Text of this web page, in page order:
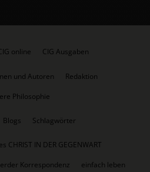
online CIG Ausgaben
und Autoren
Redaktion
Philosophie
Blogs Schlagwörter
CHRIST IN DER GEGENWART
Korrespondenz
einfach leben